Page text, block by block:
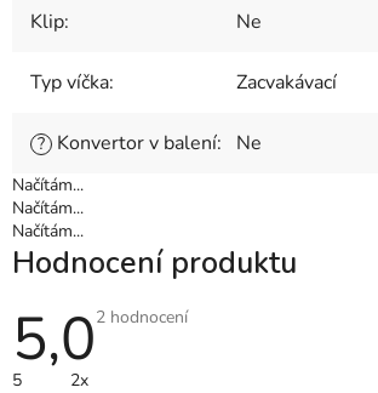
Klip: Ne
Typ víčka: Zacvakávací
? Konvertor v balení: Ne
Načítám...
Načítám...
Načítám...
Hodnocení produktu
5,0Průměrné
2 hodnocení
5
2x